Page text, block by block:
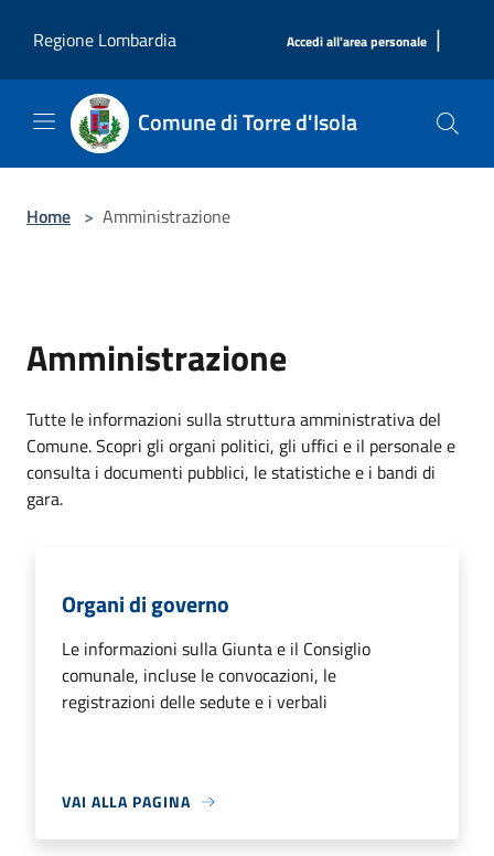
Regione Lombardia
Accedi all'area personale |
Comune di Torre d'Isola
Home > Amministrazione
Amministrazione
Tutte le informazioni sulla struttura amministrativa del
Comune. Scopri gli organi politici, gli uffici e il personale e
consulta i documenti pubblici, le statistiche e i bandi di
gara.
Organi di governo
Le informazioni sulla Giunta e il Consiglio
comunale, incluse le convocazioni, le
registrazioni delle sedute e i verbali
VAI ALLA PAGINA